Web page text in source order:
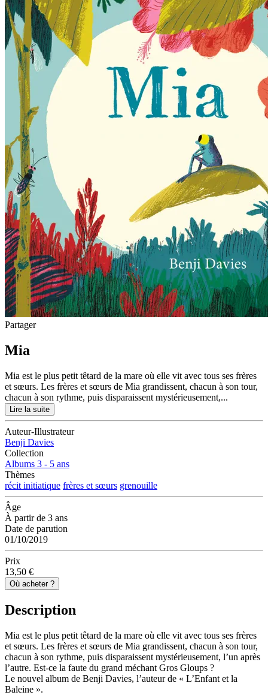
Partager
Mia
Mia est le plus petit têtard de la mare où elle vit avec tous ses frères
et sœurs. Les frères et sœurs de Mia grandissent, chacun à son tour,
chacun à son rythme, puis disparaissent mystérieusement,...
Lire la suite
Auteur-Illustrateur
Benji Davies
Collection
Albums 3 - 5 ans
Thèmes
récit initiatique frères et sœurs grenouille
Âge
À partir de 3 ans
Date de parution
01/10/2019
Prix
13,50 €
Où acheter ?
Description
Mia est le plus petit têtard de la mare où elle vit avec tous ses frères
et sœurs. Les frères et sœurs de Mia grandissent, chacun à son tour,
chacun à son rythme, puis disparaissent mystérieusement, l’un après
l’autre. Est-ce la faute du grand méchant Gros Gloups ?
Le nouvel album de Benji Davies, l’auteur de « L’Enfant et la
Baleine ».